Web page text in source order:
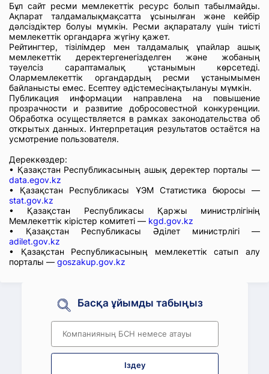
Бұл сайт ресми мемлекеттік ресурс болып табылмайды.
Ақпарат талдамалықмақсатта ұсынылған және кейбір
дәлсіздіктер болуы мүмкін. Ресми ақпараталу үшін тиісті
мемлекеттік органдарға жүгіну қажет.
Рейтингтер, тізілімдер мен талдамалық ұпайлар ашық
мемлекеттік деректергенегізделген және жобаның
тәуелсіз сараптамалық ұстанымын көрсетеді.
Олармемлекеттік органдардың ресми ұстанымымен
байланысты емес. Есептеу әдістемесінақтылануы мүмкін.
Публикация информации направлена на повышение
прозрачности и развитие добросовестной конкуренции.
Обработка осуществляется в рамках законодательства об
открытых данных. Интерпретация результатов остаётся на
усмотрение пользователя.
Дереккөздер:
• Қазақстан Республикасының ашық деректер порталы —
data.egov.kz
• Қазақстан Республикасы ҰЭМ Статистика бюросы —
stat.gov.kz
• Қазақстан Республикасы Қаржы министрлігінің
Мемлекеттік кірістер комитеті — kgd.gov.kz
• Қазақстан Республикасы Әділет министрлігі —
adilet.gov.kz
• Қазақстан Республикасының мемлекеттік сатып алу
порталы — goszakup.gov.kz
Басқа ұйымды табыңыз
Іздеу